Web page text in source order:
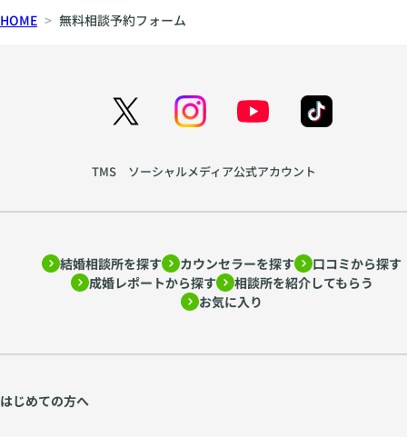
HOME 無料相談予約フォーム
TMS ソーシャルメディア公式アカウント
結婚相談所を探す カウンセラーを探す
口コミから探す
成婚レポートから探す
相談所を紹介してもらう
お気に入り
はじめての方へ